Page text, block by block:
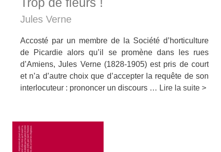
Jules Verne
Accosté par un membre de la Société d’horticulture
de Picardie alors qu’il se promène dans les rues
d’Amiens, Jules Verne (1828-1905) est pris de court
et n’a d’autre choix que d’accepter la requête de son
interlocuteur : prononcer un discours … Lire la suite >